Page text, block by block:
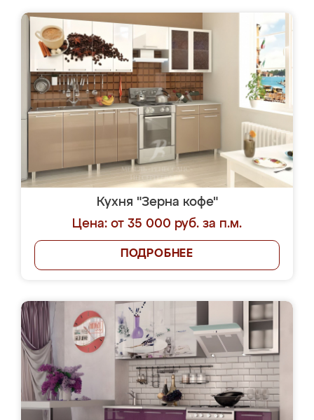
Кухня "Зерна кофе"
Цена: от 35 000 руб. за п.м.
ПОДРОБНЕЕ